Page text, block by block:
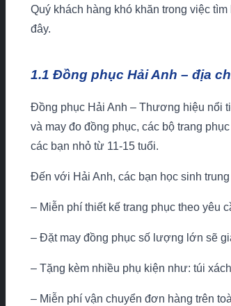
Quý khách hàng khó khăn trong việc
đây.
1.1 Đồng phục Hải Anh – địa
Đồng phục Hải Anh – Thương hiệu nổi
và may đo đồng phục, các bộ trang
các bạn nhỏ từ 11-15 tuổi.
Đến với Hải Anh, các bạn học sinh
– Miễn phí thiết kế trang phục theo yêu
– Đặt may đồng phục số lượng lớn sẽ
– Tặng kèm nhiều phụ kiện như: túi
– Miễn phí vận chuyển đơn hàng trên